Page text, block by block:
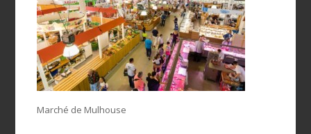
Marché de Mulhouse